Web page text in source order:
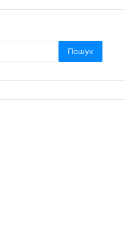
Пошук